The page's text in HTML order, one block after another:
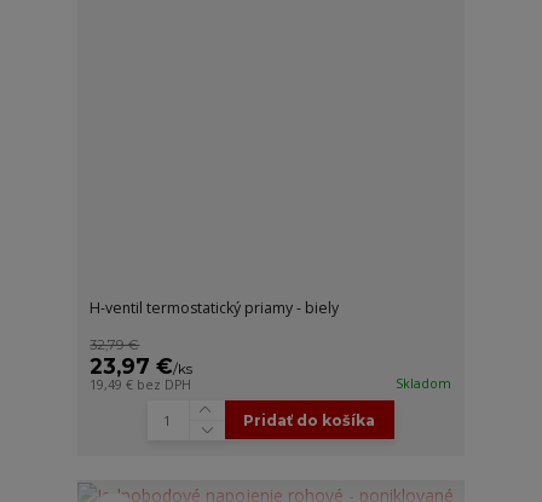
H-ventil termostatický priamy - biely
32,79 €
23,97 €/ks
19,49 € bez DPH Skladom
Pridať do košíka